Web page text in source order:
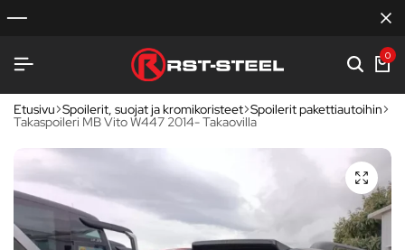
0
Etusivu Spoilerit, suojat ja kromikoristeet Spoilerit pakettiautoihin
Takaspoileri MB Vito W447 2014- Takaovilla